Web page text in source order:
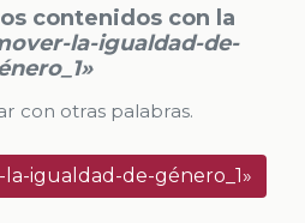
contenidos con la
la-igualdad-de-
con otras palabras.
igualdad-de-género_1»